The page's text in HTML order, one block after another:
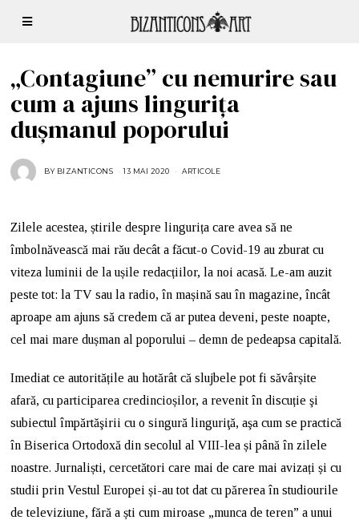
„Contagiune” cu nemurire sau
cum a ajuns lingurița
dușmanul poporului
BY BIZANTICONS 13 MAI 2020 ARTICOLE
Zilele acestea, știrile despre lingurița care avea să ne
îmbolnăvească mai rău decât a făcut-o Covid-19 au zburat cu
viteza luminii de la ușile redacțiilor, la noi acasă. Le-am auzit
peste tot: la TV sau la radio, în mașină sau în magazine, încât
aproape am ajuns să credem că ar putea deveni, peste noapte,
cel mai mare dușman al poporului – demn de pedeapsa capitală.
Imediat ce autoritățile au hotărât că slujbele pot fi săvârșite
afară, cu participarea credincioșilor, a revenit în discuție şi
subiectul împărtăşirii cu o singură linguriţă, aşa cum se practică
în Biserica Ortodoxă din secolul al VIII-lea și până în zilele
noastre. Jurnaliști, cercetători care mai de care mai avizați și cu
studii prin Vestul Europei și-au tot dat cu părerea în studiourile
de televiziune, fără a ști cum miroase „munca de teren” a unui